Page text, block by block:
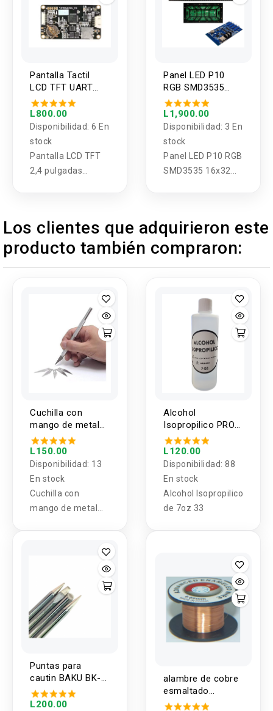
Pantalla Tactil
LCD TFT UART
HDMI 2,4 pulgadas
Para Raspberry pi
L800.00
Disponibilidad: 6 En
stock
Pantalla LCD TFT
2,4 pulgadas
Panel LED P10
RGB SMD3535
16x32 Con
Controlador HD-
WF4 Wifi
L1,900.00
Disponibilidad: 3 En
stock
Panel LED P10 RGB
SMD3535 16x32
Los clientes que adquirieron este
producto también compraron:
Cuchilla con
mango de metal
con hojas
L150.00
Disponibilidad: 13
En stock
Cuchilla con
mango de metal
Alcohol
Isopropilico PRO
de 7oz
L120.00
Disponibilidad: 88
En stock
Alcohol Isopropilico
de 7oz 33
Puntas para
cautin BAKU BK-
456 (4U)
L200.00
alambre de cobre
esmaltado
0.09mm Baku